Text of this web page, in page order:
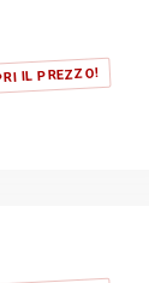
IL PREZZO!